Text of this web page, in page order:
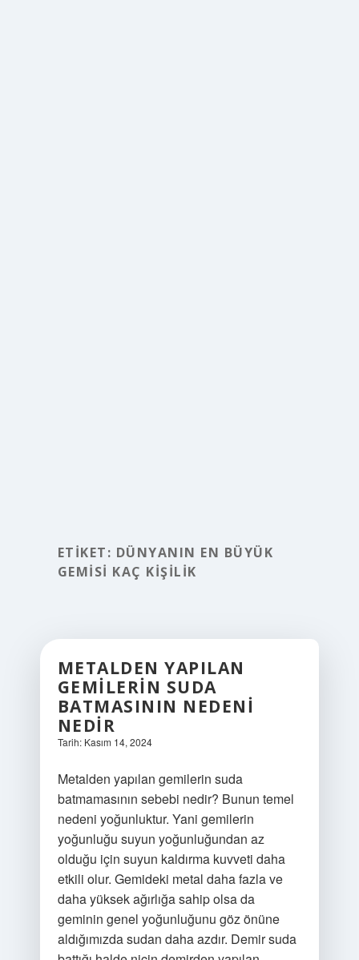
ETIKET: DÜNYANIN EN BÜYÜK
GEMISI KAÇ KIŞILIK
METALDEN YAPILAN
GEMILERIN SUDA
BATMASININ NEDENI
NEDIR
Tarih: Kasım 14, 2024
Metalden yapılan gemilerin suda
batmamasının sebebi nedir? Bunun temel
nedeni yoğunluktur. Yani gemilerin
yoğunluğu suyun yoğunluğundan az
olduğu için suyun kaldırma kuvveti daha
etkili olur. Gemideki metal daha fazla ve
daha yüksek ağırlığa sahip olsa da
geminin genel yoğunluğunu göz önüne
aldığımızda sudan daha azdır. Demir suda